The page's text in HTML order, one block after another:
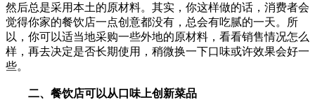
然后总是采用本土的原材料。其实，你这样做的话，消费者会
觉得你家的餐饮店一点创意都没有，总会有吃腻的一天。所
以，你可以适当地采购一些外地的原材料，看看销售情况怎么
样，再去决定是否长期使用，稍微换一下口味或许效果会好一
些。
二、餐饮店可以从口味上创新菜品